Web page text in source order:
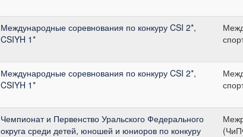
Международные соревнования по конкуру CSI 2*,
CSIYH 1*
Международные соревнования по конкуру CSI 2*,
CSIYH 1*
Чемпионат и Первенство Уральского Федерального
округа среди детей, юношей и юниоров по конкуру